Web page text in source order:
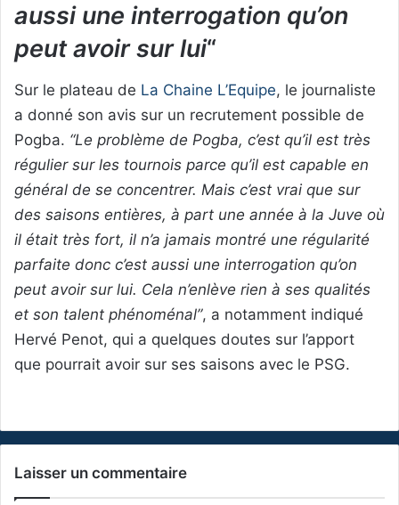
aussi une interrogation qu’on
peut avoir sur lui“
Sur le plateau de La Chaine L’Equipe, le journaliste
a donné son avis sur un recrutement possible de
Pogba. “Le problème de Pogba, c’est qu’il est très
régulier sur les tournois parce qu’il est capable en
général de se concentrer. Mais c’est vrai que sur
des saisons entières, à part une année à la Juve où
il était très fort, il n’a jamais montré une régularité
parfaite donc c’est aussi une interrogation qu’on
peut avoir sur lui. Cela n’enlève rien à ses qualités
et son talent phénoménal”, a notamment indiqué
Hervé Penot, qui a quelques doutes sur l’apport
que pourrait avoir sur ses saisons avec le PSG.
Laisser un commentaire